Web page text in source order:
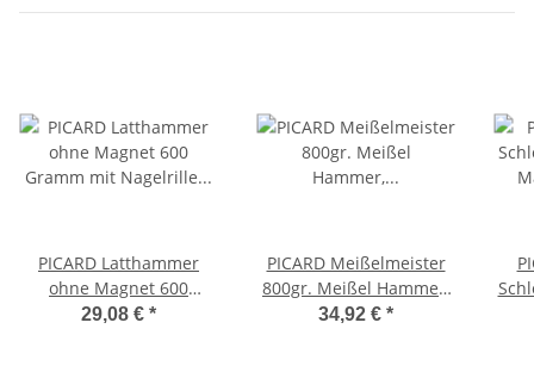
PICARD Latthammer
ohne Magnet 600
Gramm mit Nagelrille
29,08 € *
PICARD Meißelmeister
800gr. Meißel Hammer,
Schlagmeißel
34,92 € *